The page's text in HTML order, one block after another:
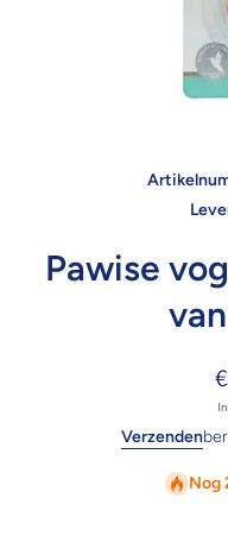
Pawise
Verzenden
Nog